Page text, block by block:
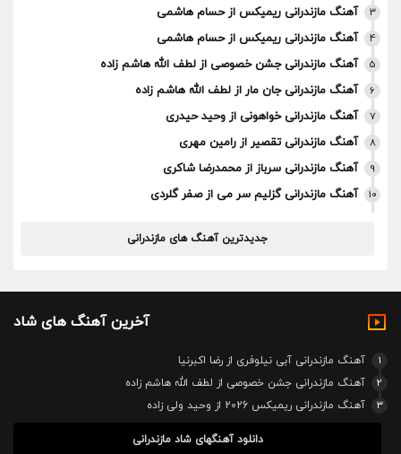
3 آهنگ مازندرانی ریمیکس از حسام هاشمی
4 آهنگ مازندرانی ریمیکس از حسام هاشمی
5 آهنگ مازندرانی جشن خصوصی از لطف الله هاشم زاده
6 آهنگ مازندرانی جان مار از لطف الله هاشم زاده
7 آهنگ مازندرانی خواهونی از وحید حیدری
8 آهنگ مازندرانی تقصیر از رامین مهری
9 آهنگ مازندرانی سرباز از محمدرضا شاکری
10 آهنگ مازندرانی گزلیم سر می از صفر گلردی
جدیدترین آهنگ های مازندرانی
آخرین آهنگ های شاد
1
آهنگ مازندرانی آبی نیلوفری از رضا اکبرنیا
2
آهنگ مازندرانی جشن خصوصی از لطف الله هاشم زاده
3
آهنگ مازندرانی ریمیکس 2026 از وحید ولی زاده
دانلود آهنگهای شاد مازندرانی